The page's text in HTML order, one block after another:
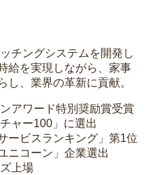
チングシステムを開発し
給を実現しながら、家事
し、業界の革新に貢献。
アワード特別奨励賞受賞
ャー100」に選出
ビスランキング」第1位
コーン」企業選出
上場